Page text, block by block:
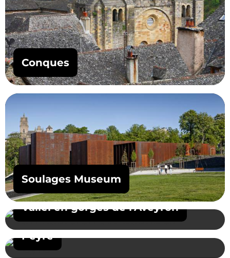
Conques
Soulages Museum
Vallei en gorges de l’Aveyron
Peyre